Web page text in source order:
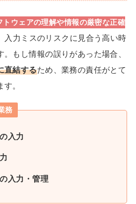
トウェアの理解や情報の厳密な正確
入力ミスのリスクに見合う高い時
。もし情報の誤りがあった場合、
直結するため、業務の責任がとて
。
務
入力
入力・管理